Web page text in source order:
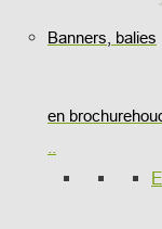
Banners, balies
en